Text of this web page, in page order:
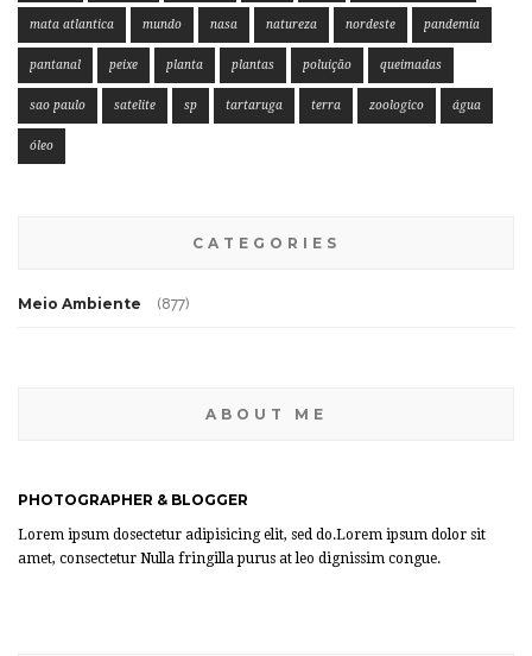
mata atlantica mundo nasa natureza nordeste pandemia
pantanal peixe planta plantas poluição queimadas
sao paulo satelite sp tartaruga terra zoologico água
óleo
CATEGORIES
Meio Ambiente (877)
ABOUT ME
PHOTOGRAPHER & BLOGGER
Lorem ipsum dosectetur adipisicing elit, sed do.Lorem ipsum dolor sit
amet, consectetur Nulla fringilla purus at leo dignissim congue.